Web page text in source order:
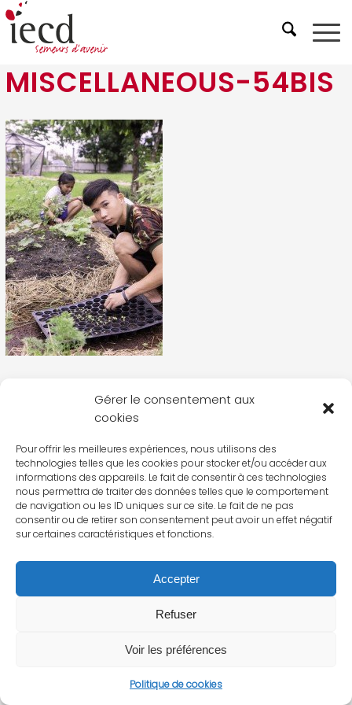
Gérer le consentement aux
cookies
Pour offrir les meilleures expériences, nous utilisons des
technologies telles que les cookies pour stocker et/ou accéder aux
informations des appareils. Le fait de consentir à ces technologies
nous permettra de traiter des données telles que le comportement
de navigation ou les ID uniques sur ce site. Le fait de ne pas
consentir ou de retirer son consentement peut avoir un effet négatif
sur certaines caractéristiques et fonctions.
Accepter
Refuser
Voir les préférences
Politique de cookies
MISCELLANEOUS-54BIS